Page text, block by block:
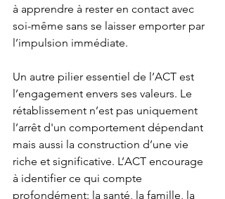
à apprendre à rester en contact avec
soi-même sans se laisser emporter par
l’impulsion immédiate.
Un autre pilier essentiel de l’ACT est
l’engagement envers ses valeurs. Le
rétablissement n’est pas uniquement
l’arrêt d'un comportement dépendant
mais aussi la construction d’une vie
riche et significative. L’ACT encourage
à identifier ce qui compte
profondément: la santé, la famille, la